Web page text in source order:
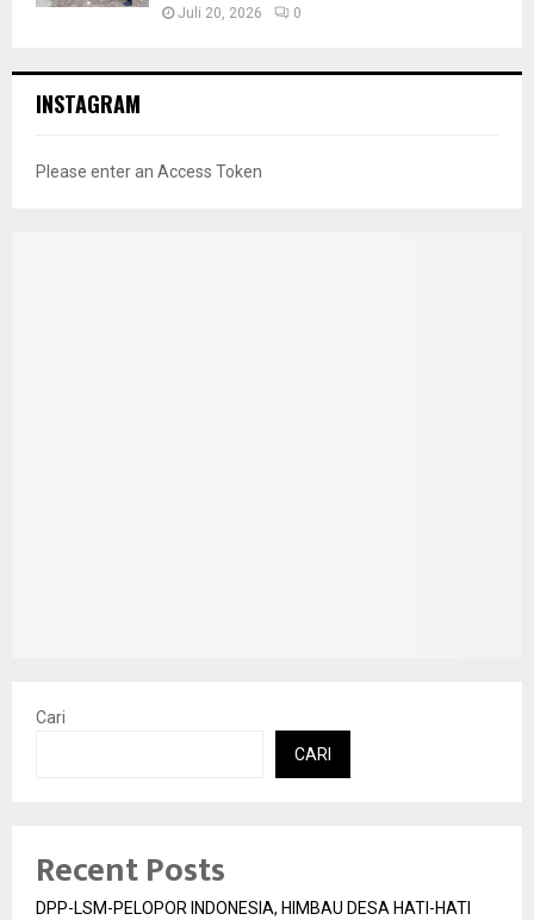
Juli 20, 2026 0
INSTAGRAM
Please enter an Access Token
Cari
CARI
Recent Posts
DPP-LSM-PELOPOR INDONESIA, HIMBAU DESA HATI-HATI